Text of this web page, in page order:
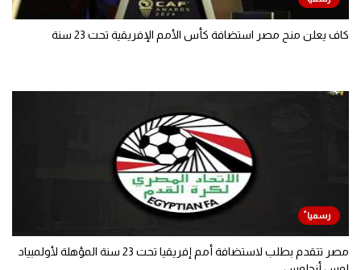
كاف يعلن منح مصر استضافة كأس الأمم الإفريقية تحت 23 سنة
مصر تتقدم بطلب لاستضافة أمم إفريقيا تحت 23 سنة المؤهلة لأولمبياد